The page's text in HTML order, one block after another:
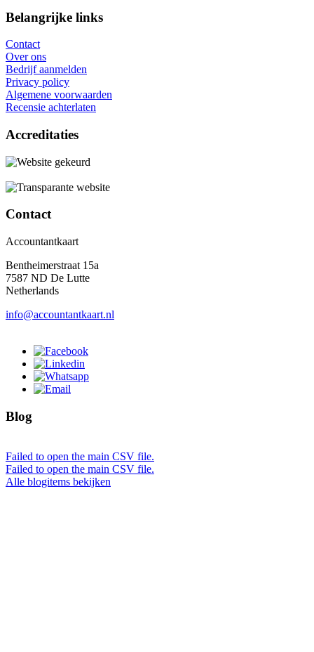
Belangrijke links
Contact
Over ons
Bedrijf aanmelden
Privacy policy
Algemene voorwaarden
Recensie achterlaten
Accreditaties
Contact
Accountantkaart
Bentheimerstraat 15a
7587 ND De Lutte
Netherlands
info@accountantkaart.nl
Blog
Failed to open the main CSV file.
Failed to open the main CSV file.
Alle blogitems bekijken